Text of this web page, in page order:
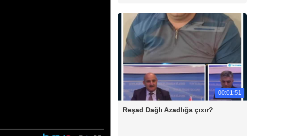
00:01:51
Rəşad Dağlı Azadlığa çıxır?